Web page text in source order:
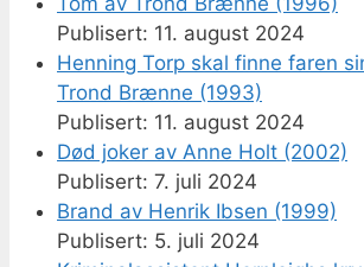
11. august 2024
Henning Torp skal finne faren
Trond Brænne (1993)
11. august 2024
Død joker av Anne Holt (2002)
7. juli 2024
Brand av Henrik Ibsen (1999)
5. juli 2024